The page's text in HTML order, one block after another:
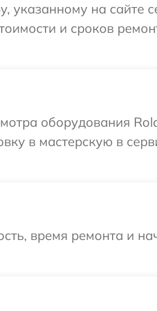
на сайте
и сроков
оборудования
в мастерскую в
время ремонта и